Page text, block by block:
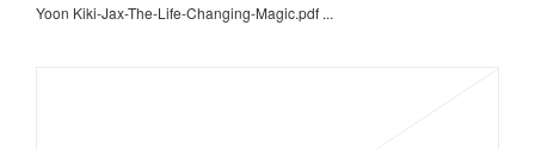
Yoon Kiki-Jax-The-Life-Changing-Magic.pdf ...